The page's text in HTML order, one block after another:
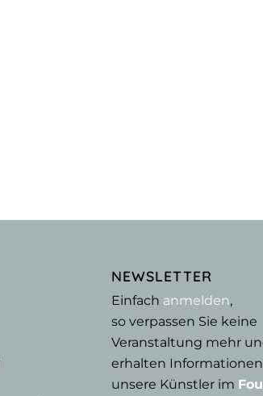
NEWSLETTER
Einfach anmelden,
so verpassen Sie keine
Veranstaltung mehr
erhalten
unsere Künstler im